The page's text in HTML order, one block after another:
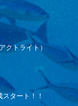
クトライト）
タート！！